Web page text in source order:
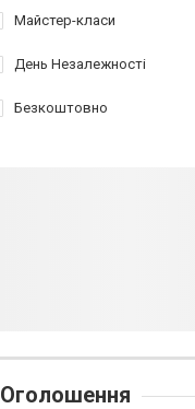
Майстер-класи
День Незалежності
Безкоштовно
Оголошення